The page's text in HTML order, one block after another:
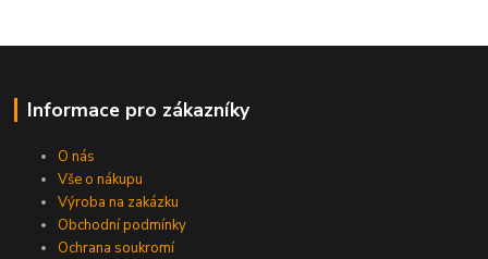
Informace pro zákazníky
O nás
Vše o nákupu
Výroba na zakázku
Obchodní podmínky
Ochrana soukromí